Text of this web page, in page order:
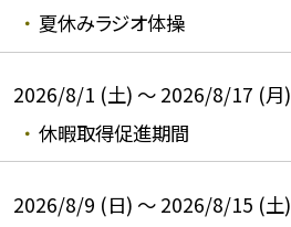
夏休みラジオ体操
2026/8/1 (土) ～ 2026/8/17 (月)
休暇取得促進期間
2026/8/9 (日) ～ 2026/8/15 (土)